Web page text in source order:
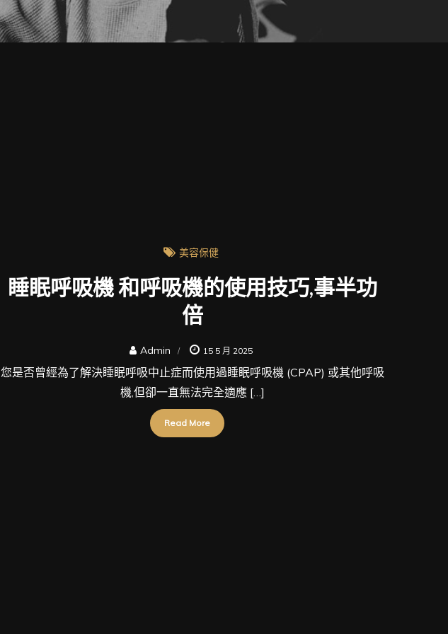
美容保健
睡眠呼吸機 和呼吸機的使用技巧,事半功
倍
Admin 15 5 月 2025
您是否曾經為了解決睡眠呼吸中止症而使用過睡眠呼吸機 (CPAP) 或其他呼吸
機,但卻一直無法完全適應 […]
Read More